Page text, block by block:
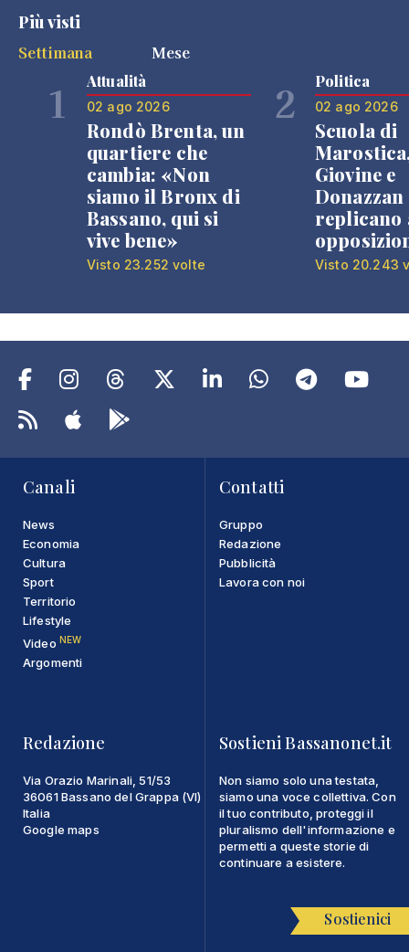
Più visti
Settimana
Mese
1 Attualità
02 ago 2026
Rondò Brenta, un
quartiere che
cambia: «Non
siamo il Bronx di
Bassano, qui si
vive bene»
Visto 23.252 volte
2 Politica
02 ago 2026
Scuola di
Giovine e
Donazzan
replicano
Visto 20.243
Canali
News
Economia
Cultura
Sport
Territorio
Lifestyle
Video NEW
Argomenti
Contatti
Gruppo
Redazione
Pubblicità
Lavora con noi
Redazione
Via Orazio Marinali, 51/53
36061 Bassano del Grappa (VI)
Italia
Google maps
Sostieni Bassanonet.it
Non siamo solo una testata,
siamo una voce collettiva. Con
il tuo contributo, proteggi il
pluralismo dell'informazione e
permetti a queste storie di
continuare a esistere.
Sostienici